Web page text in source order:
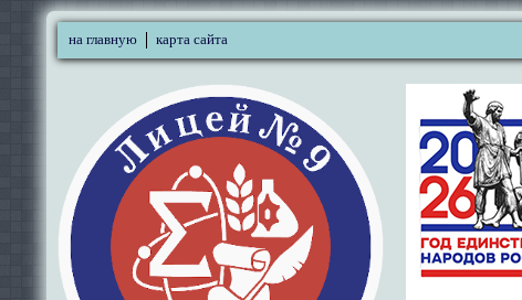
на главную карта сайта